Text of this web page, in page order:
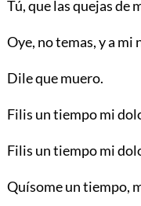
Tú, que las quejas de
Oye, no temas, y a mi
Dile que muero.
Filis un tiempo mi
Filis un tiempo mi
Quísome un tiempo,